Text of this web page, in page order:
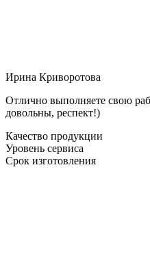
Ирина Криворотова
Отлично выполняете свою
довольны, респект!)
Качество продукции
Уровень сервиса
Срок изготовления